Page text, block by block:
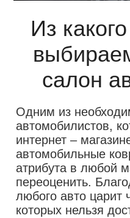
Из
салон
Одним из
автомобилистов,
интернет –
автомобильные
атрибута в любой
переоценить.
любого авто царит
которых нельзя